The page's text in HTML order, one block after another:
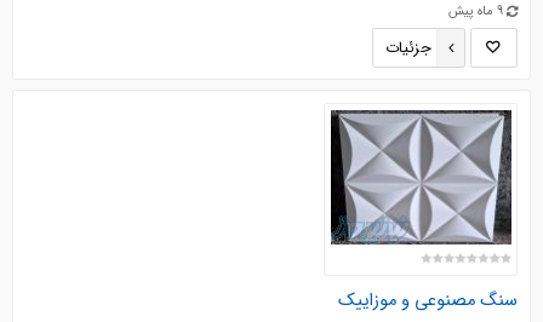
9 ماه پیش
جزئیات
سنگ مصنوعی و موزاییک